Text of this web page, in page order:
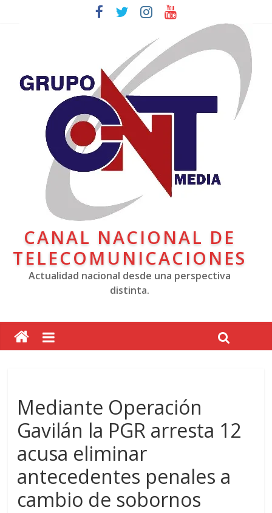
CANAL NACIONAL DE
TELECOMUNICACIONES
Actualidad nacional desde una perspectiva
distinta.
Mediante Operación
Gavilán la PGR arresta 12
acusa eliminar
antecedentes penales a
cambio de sobornos